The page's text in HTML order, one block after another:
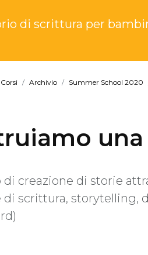
di scrittura per
Corsi Archivio Summer School 2020
di creazione di storie
scrittura, storytelling,